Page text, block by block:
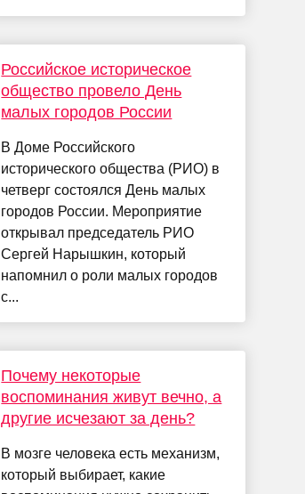
Российское историческое
общество провело День
малых городов России
В Доме Российского
исторического общества (РИО) в
четверг состоялся День малых
городов России. Мероприятие
открывал председатель РИО
Сергей Нарышкин, который
напомнил о роли малых городов
с...
Почему некоторые
воспоминания живут вечно, а
другие исчезают за день?
В мозге человека есть механизм,
который выбирает, какие